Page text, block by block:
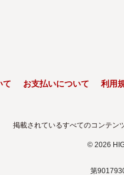
て お支払いについて 利用
掲載されているすべてのコンテン
© 2026
第